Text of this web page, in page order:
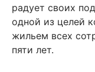
радует своих
одной из целей
жильем всех
пяти лет.